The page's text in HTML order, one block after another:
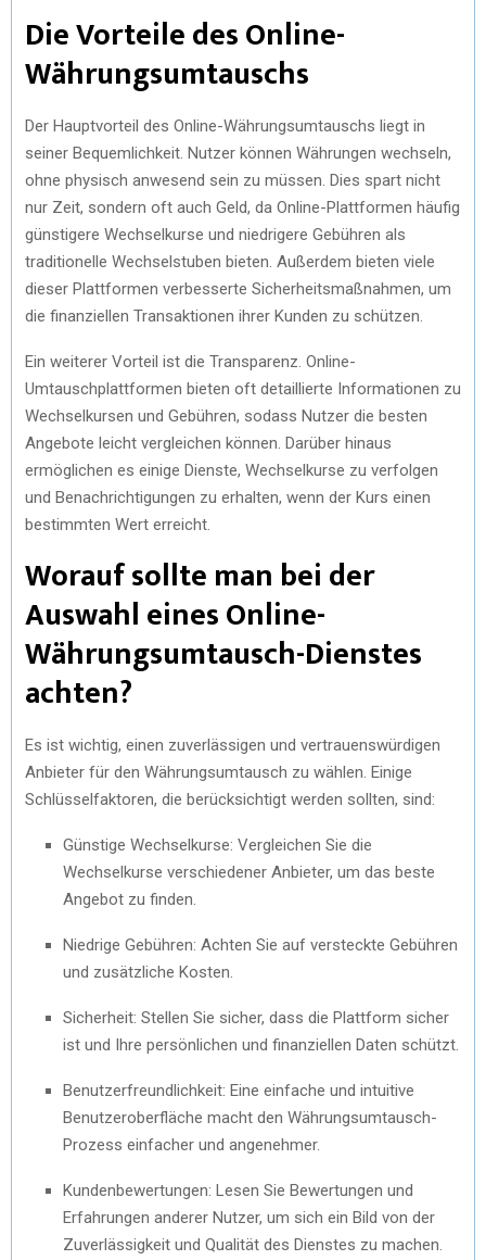
Die Vorteile des Online-
Währungsumtauschs
Der Hauptvorteil des Online-Währungsumtauschs liegt in
seiner Bequemlichkeit. Nutzer können Währungen wechseln,
ohne physisch anwesend sein zu müssen. Dies spart nicht
nur Zeit, sondern oft auch Geld, da Online-Plattformen häufig
günstigere Wechselkurse und niedrigere Gebühren als
traditionelle Wechselstuben bieten. Außerdem bieten viele
dieser Plattformen verbesserte Sicherheitsmaßnahmen, um
die finanziellen Transaktionen ihrer Kunden zu schützen.
Ein weiterer Vorteil ist die Transparenz. Online-
Umtauschplattformen bieten oft detaillierte Informationen zu
Wechselkursen und Gebühren, sodass Nutzer die besten
Angebote leicht vergleichen können. Darüber hinaus
ermöglichen es einige Dienste, Wechselkurse zu verfolgen
und Benachrichtigungen zu erhalten, wenn der Kurs einen
bestimmten Wert erreicht.
Worauf sollte man bei der
Auswahl eines Online-
Währungsumtausch-Dienstes
achten?
Es ist wichtig, einen zuverlässigen und vertrauenswürdigen
Anbieter für den Währungsumtausch zu wählen. Einige
Schlüsselfaktoren, die berücksichtigt werden sollten, sind:
Günstige Wechselkurse: Vergleichen Sie die
Wechselkurse verschiedener Anbieter, um das beste
Angebot zu finden.
Niedrige Gebühren: Achten Sie auf versteckte Gebühren
und zusätzliche Kosten.
Sicherheit: Stellen Sie sicher, dass die Plattform sicher
ist und Ihre persönlichen und finanziellen Daten schützt.
Benutzerfreundlichkeit: Eine einfache und intuitive
Benutzeroberfläche macht den Währungsumtausch-
Prozess einfacher und angenehmer.
Kundenbewertungen: Lesen Sie Bewertungen und
Erfahrungen anderer Nutzer, um sich ein Bild von der
Zuverlässigkeit und Qualität des Dienstes zu machen.